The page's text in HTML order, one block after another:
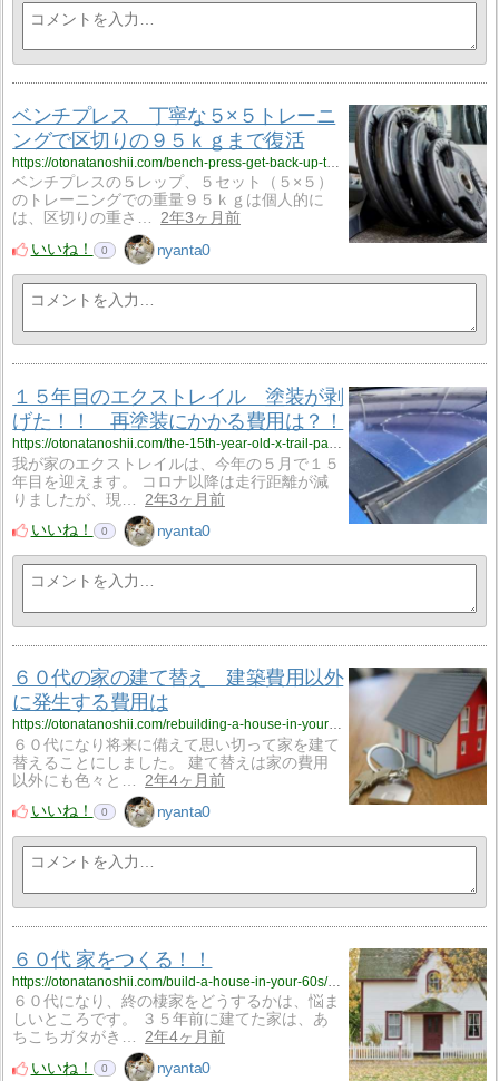
ベンチプレス 丁寧な５×５トレーニ
ングで区切りの９５ｋｇまで復活
https://otonatanoshii.com/bench-press-get-back-up-to-95kg-with-careful-5x5-training/?utm_source=rss&utm_medium=rss&utm_campaign=bench-press-get-back-up-to-95kg-with-careful-5x5-training
ベンチプレスの５レップ、５セット（５×５）
のトレーニングでの重量９５ｋｇは個人的に
は、区切りの重さ…
2年3ヶ月前
いいね！
0 nyanta0
１５年目のエクストレイル 塗装が剥
げた！！ 再塗装にかかる費用は？！
https://otonatanoshii.com/the-15th-year-old-x-trail-paint-has-peeled-off-what-is-the-cost-of-repainting/?utm_source=rss&utm_medium=rss&utm_campaign=the-15th-year-old-x-trail-paint-has-peeled-off-what-is-the-cost-of-repainting
我が家のエクストレイルは、今年の５月で１５
年目を迎えます。 コロナ以降は走行距離が減
りましたが、現…
2年3ヶ月前
いいね！
0 nyanta0
６０代の家の建て替え 建築費用以外
に発生する費用は
https://otonatanoshii.com/rebuilding-a-house-in-your-60s-what-are-the-costs-other-than-the-construction-cost/?utm_source=rss&utm_medium=rss&utm_campaign=rebuilding-a-house-in-your-60s-what-are-the-costs-other-than-the-construction-cost
６０代になり将来に備えて思い切って家を建て
替えることにしました。 建て替えは家の費用
以外にも色々と…
2年4ヶ月前
いいね！
0 nyanta0
６０代 家をつくる！！
https://otonatanoshii.com/build-a-house-in-your-60s/?utm_source=rss&utm_medium=rss&utm_campaign=build-a-house-in-your-60s
６０代になり、終の棲家をどうするかは、悩ま
しいところです。 ３５年前に建てた家は、あ
ちこちガタがき…
2年4ヶ月前
いいね！
0 nyanta0